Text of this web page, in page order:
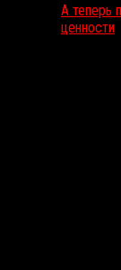
А теперь
ценности